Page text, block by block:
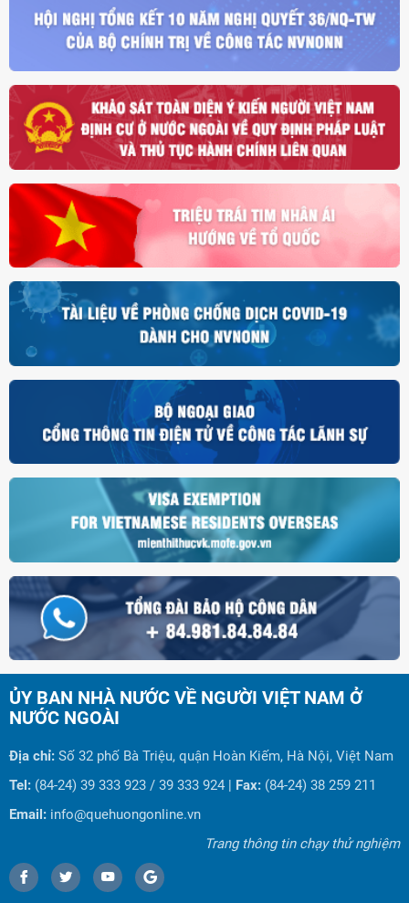
ỦY BAN NHÀ NƯỚC VỀ NGƯỜI VIỆT NAM Ở
NƯỚC NGOÀI
Địa chỉ: Số 32 phố Bà Triệu, quận Hoàn Kiếm, Hà Nội, Việt Nam
Tel: (84-24) 39 333 923 / 39 333 924 | Fax: (84-24) 38 259 211
Email: info@quehuongonline.vn
Trang thông tin chạy thử nghiệm